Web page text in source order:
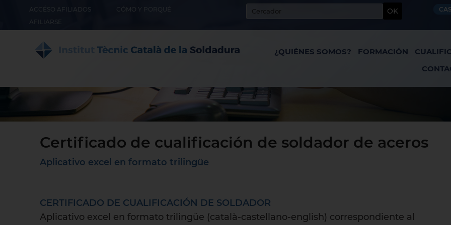
ACCÉSO AFILIADOS
CÓMO Y PORQUÉ
AFILIARSE
OK
¿QUIÉNES SOMOS? FORMACIÓN
Certificado de cualificación de soldador de aceros
Aplicativo excel en formato trilingüe
CERTIFICADO DE CUALIFICACIÓN DE SOLDADOR
Aplicativo excel en formato trilingüe (català-castellano-english) correspondiente al